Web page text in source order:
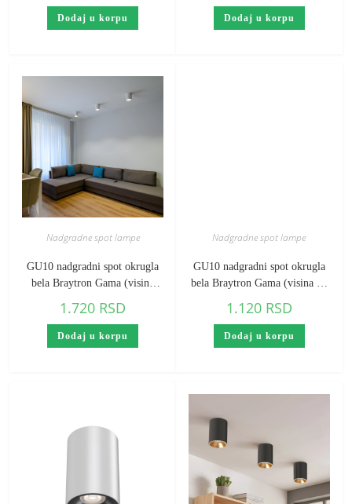
Dodaj u korpu Dodaj u korpu
Nadgradne spot lampe
GU10 nadgradni spot okrugla
bela Braytron Gama (visina
1.720 RSD
Dodaj u korpu
Nadgradne spot lampe
GU10 nadgradni spot okrugla
bela Braytron Gama (visina 85
1.120 RSD
Dodaj u korpu